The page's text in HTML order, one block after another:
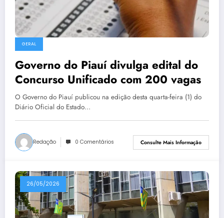
GERAL
Governo do Piauí divulga edital do
Concurso Unificado com 200 vagas
O Governo do Piauí publicou na edição desta quarta-feira (1) do
Diário Oficial do Estado…
Redação 0 Comentários Consulte Mais Informação
26/05/2026